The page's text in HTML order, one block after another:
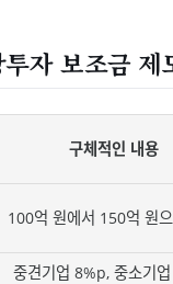
자 보조금 제
구체적인 내용
100억 원에서 150억 원
중견기업 8%p, 중소기